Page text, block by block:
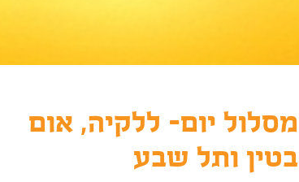
מסלול יום- ללקיה, אום
בטין ותל שבע